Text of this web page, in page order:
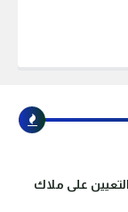
على ملاك